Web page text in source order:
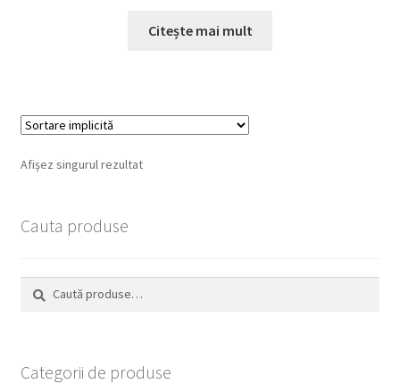
Citește mai mult
Afișez singurul rezultat
Cauta produse
Caută
după:
Caută
Categorii de produse